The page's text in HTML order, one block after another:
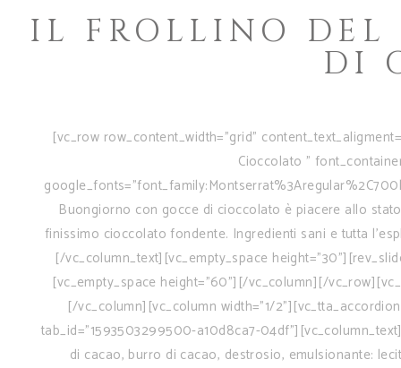
IL FROLLINO DEL
DI
[vc_row row_content_width="grid"
Cioccolato "
Buongiorno con gocce di cioccolato è piacere allo
finissimo cioccolato fondente. Ingredienti sani e tutta
[/vc_column_text][vc_empty_space
[vc_empty_space height="60"][/vc_column][/
[/vc_column][vc_column width="1/
tab_id="1593503299500-a10d8ca7-
di cacao, burro di cacao, destrosio, emulsionante: